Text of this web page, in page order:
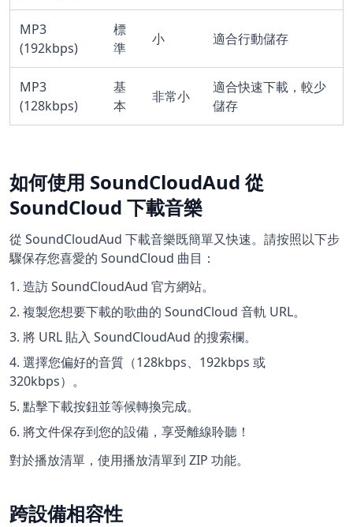
MP3
(192kbps)
標
準
小 適合行動儲存
MP3
(128kbps)
基
本
非常小
適合快速下載，較少
儲存
如何使用 SoundCloudAud 從
SoundCloud 下載音樂
從 SoundCloudAud 下載音樂既簡單又快速。請按照以下步
驟保存您喜愛的 SoundCloud 曲目：
造訪 SoundCloudAud 官方網站。
複製您想要下載的歌曲的 SoundCloud 音軌 URL。
將 URL 貼入 SoundCloudAud 的搜索欄。
選擇您偏好的音質（128kbps、192kbps 或
320kbps）。
點擊下載按鈕並等候轉換完成。
將文件保存到您的設備，享受離線聆聽！
對於播放清單，使用播放清單到 ZIP 功能。
跨設備相容性